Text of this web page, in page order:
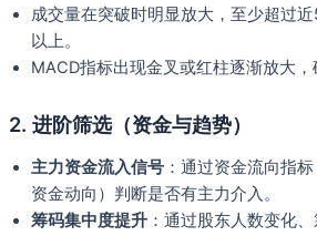
成交量在突破时明显放大，至少超过
以上。
MACD指标出现金叉或红柱逐渐放大，
2. 进阶筛选（资金与趋势）
主力资金流入信号 ：通过资金流向指
资金动向）判断是否有主力介入。
筹码集中度提升 ：通过股东人数变化